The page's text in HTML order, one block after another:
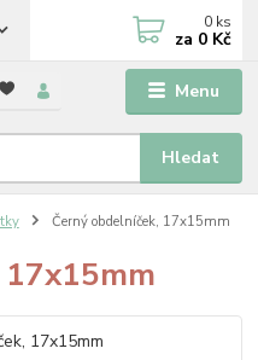
Menu
Hledat
0 ks
za 0 Kč
Černý obdelníček, 17x15mm